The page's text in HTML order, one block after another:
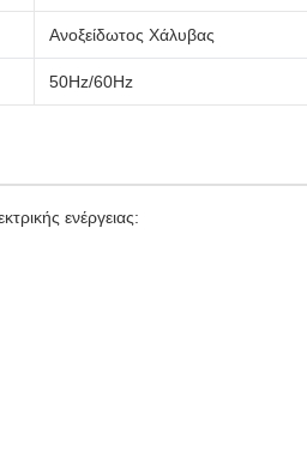
Ανοξείδωτος Χάλυβας
50Hz/60Hz
ενέργειας: